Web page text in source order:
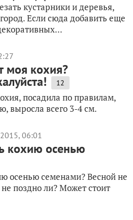
кустарники и деревья,
Если сюда добавить еще
моя кохия?
12
посадила по правилам,
выросла всего 3-4 см.
06:01
кохию осенью
осенью семенами? Весной не
поздно ли? Может стоит